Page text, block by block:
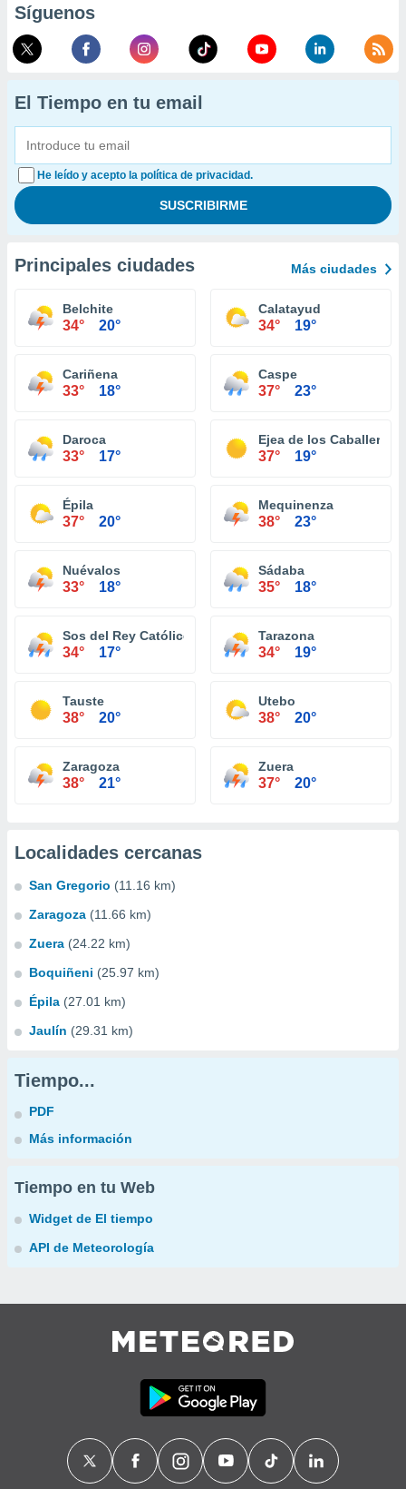
Síguenos
El Tiempo en tu email
He leído y acepto la política de privacidad.
Principales ciudades Más ciudades
Belchite
34° 20°
Calatayud
34° 19°
Cariñena
33° 18°
Caspe
37° 23°
Daroca
33° 17°
Ejea de los Caballeros
37° 19°
Épila
37° 20°
Mequinenza
38° 23°
Nuévalos
33° 18°
Sádaba
35° 18°
Sos del Rey Católico
34° 17°
Tarazona
34° 19°
Tauste
38° 20°
Utebo
38° 20°
Zaragoza
38° 21°
Zuera
37° 20°
Localidades cercanas
San Gregorio (11.16 km)
Zaragoza (11.66 km)
Zuera (24.22 km)
Boquiñeni (25.97 km)
Épila (27.01 km)
Jaulín (29.31 km)
Tiempo...
PDF
Más información
Tiempo en tu Web
Widget de El tiempo
API de Meteorología